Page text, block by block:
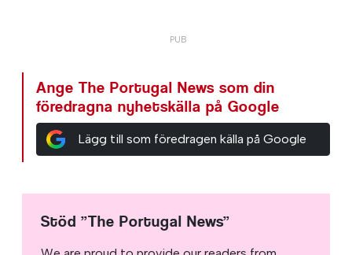
Ange The Portugal News som din
föredragna nyhetskälla på Google
Lägg till som föredragen källa på Google
Stöd ”The Portugal News”